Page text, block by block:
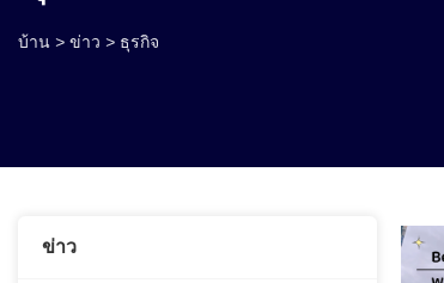
บ้าน > ข่าว > ธุรกิจ
ข่าว